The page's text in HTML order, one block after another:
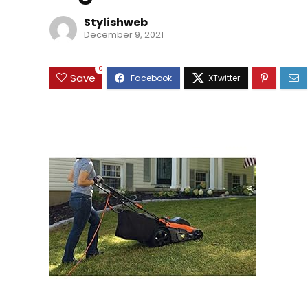
Stylishweb
December 9, 2021
Save
0